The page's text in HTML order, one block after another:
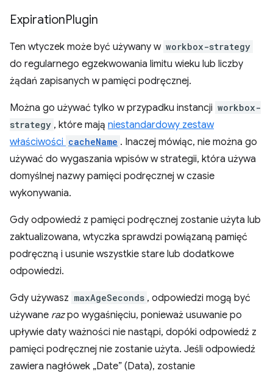
ExpirationPlugin
Ten wtyczek może być używany w workbox-strategy
do regularnego egzekwowania limitu wieku lub liczby
żądań zapisanych w pamięci podręcznej.
Można go używać tylko w przypadku instancji workbox-
strategy , które mają niestandardowy zestaw
właściwości cacheName . Inaczej mówiąc, nie można go
używać do wygaszania wpisów w strategii, która używa
domyślnej nazwy pamięci podręcznej w czasie
wykonywania.
Gdy odpowiedź z pamięci podręcznej zostanie użyta lub
zaktualizowana, wtyczka sprawdzi powiązaną pamięć
podręczną i usunie wszystkie stare lub dodatkowe
odpowiedzi.
Gdy używasz maxAgeSeconds , odpowiedzi mogą być
używane razpo wygaśnięciu, ponieważ usuwanie po
upływie daty ważności nie nastąpi, dopóki odpowiedź z
pamięci podręcznej nie zostanie użyta. Jeśli odpowiedź
zawiera nagłówek „Date” (Data), zostanie